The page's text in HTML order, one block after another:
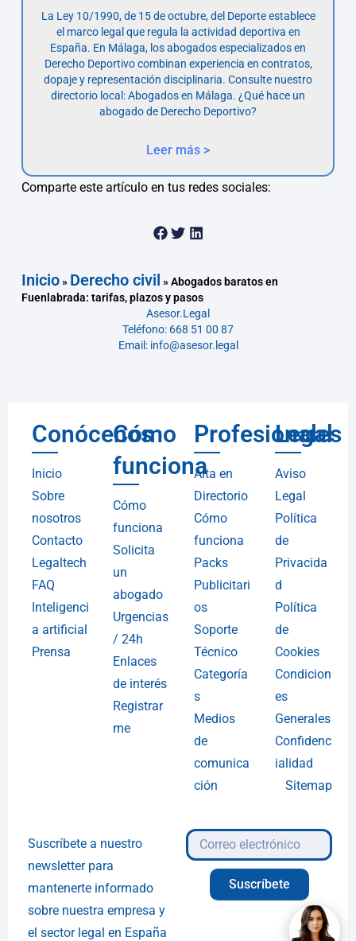
La Ley 10/1990, de 15 de octubre, del Deporte establece
el marco legal que regula la actividad deportiva en
España. En Málaga, los abogados especializados en
Derecho Deportivo combinan experiencia en contratos,
dopaje y representación disciplinaria. Consulte nuestro
directorio local: Abogados en Málaga. ¿Qué hace un
abogado de Derecho Deportivo?
Leer más >
Comparte este artículo en tus redes sociales:
Inicio» Derecho civil »Abogados baratos en
Fuenlabrada: tarifas, plazos y pasos
Asesor.Legal
Teléfono: 668 51 00 87
Email: info@asesor.legal
Conócenos
Inicio
Sobre
nosotros
Contacto
Legaltech
FAQ
Inteligenci
a artificial
Prensa
Cómo
funciona
Cómo
funciona
Solicita
un
abogado
Urgencias
/ 24h
Enlaces
de interés
Registrar
me
Profesionales
Alta en
Directorio
Cómo
funciona
Packs
Publicitari
os
Soporte
Técnico
Categoría
s
Medios
de
comunica
ción
Legal
Aviso
Legal
Política
de
Privacida
d
Política
de
Cookies
Condicion
es
Generales
Confidenc
ialidad
Sitemap
Suscríbete a nuestro
newsletter para
mantenerte informado
sobre nuestra empresa y
el sector legal en España
Suscríbete